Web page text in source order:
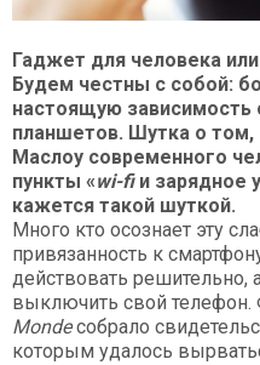
Гаджет для человека
Будем честны с собой:
настоящую зависимость
планшетов. Шутка о том,
Маслоу современного
пункты «wi-fi и зарядное
кажется такой шуткой.
Много кто осознает эту
привязанность к
действовать решительно,
выключить свой телефон.
Mondeсобрало
которым удалось